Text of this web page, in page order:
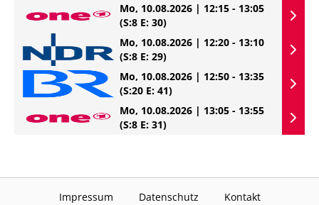
Mo, 10.08.2026 | 12:15 - 13:05
(S:8 E: 30)
Mo, 10.08.2026 | 12:20 - 13:10
(S:8 E: 29)
Mo, 10.08.2026 | 12:50 - 13:35
(S:20 E: 41)
Mo, 10.08.2026 | 13:05 - 13:55
(S:8 E: 31)
Impressum Datenschutz Kontakt